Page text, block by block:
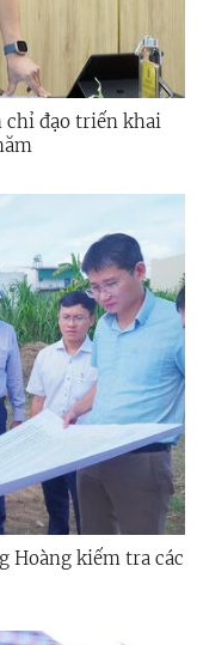
chỉ đạo triển khai
Hoàng kiểm tra các